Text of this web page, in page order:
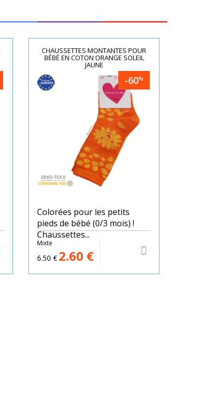
CHAUSSETTES MONTANTES POUR
BÉBÉ EN COTON ORANGE SOLEIL
JAUNE
-60%
Colorées pour les petits
pieds de bébé (0/3 mois) !
Chaussettes...
Mixte
6.50 € 2.60 €